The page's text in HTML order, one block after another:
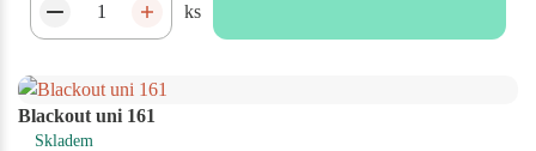
ks
Blackout uni 161
Skladem